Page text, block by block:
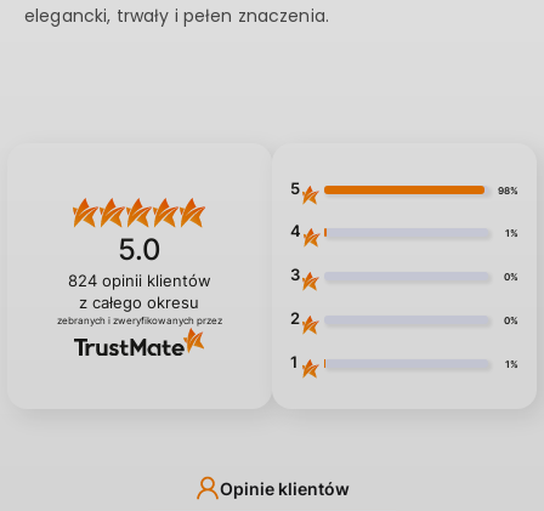
elegancki, trwały i pełen znaczenia.
5.0
824opinii klientów
z całego okresu
zebranych i zweryfikowanych przez
5 98%
4 1%
3 0%
2 0%
1 1%
Opinie klientów